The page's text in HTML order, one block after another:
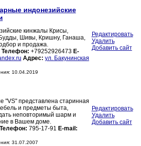
индонезийские
кинжалы Крисы,
Шивы, Кришну, Ганаша,
и продажа.
Телефон: +79252926473 E-
Адрес: ул. Бакунинская
10.04.2019
Редактировать
Удалить
Добавить сайт
"VS" представлена старинная
и предметы быта,
неповторимый шарм и
в Вашем доме.
Телефон: 795-17-91 E-mail:
31.07.2007
Редактировать
Удалить
Добавить сайт